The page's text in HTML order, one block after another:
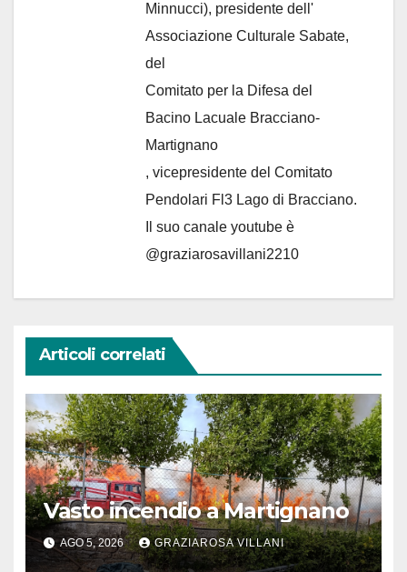
Minnucci), presidente dell'
Associazione Culturale Sabate,
del
Comitato per la Difesa del
Bacino Lacuale Bracciano-
Martignano
, vicepresidente del Comitato
Pendolari Fl3 Lago di Bracciano.
Il suo canale youtube è
@graziarosavillani2210
Articoli correlati
Vasto incendio a Martignano
AGO 5, 2026 GRAZIAROSA VILLANI